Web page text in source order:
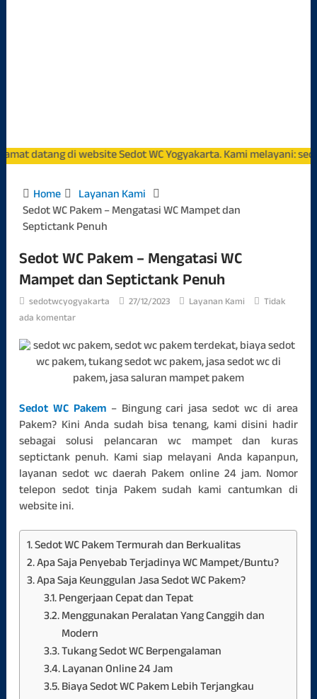
di website Sedot WC Yogyakarta. Kami melayani: sedot
Home
Layanan Kami
Sedot WC Pakem – Mengatasi WC Mampet dan
Septictank Penuh
Sedot WC Pakem – Mengatasi WC
Mampet dan Septictank Penuh
sedotwcyogyakarta 27/12/2023 Layanan Kami
Tidak
ada komentar
Sedot WC Pakem– Bingung cari jasa sedot wc di area
Pakem? Kini Anda sudah bisa tenang, kami disini hadir
sebagai solusi pelancaran wc mampet dan kuras
septictank penuh. Kami siap melayani Anda kapanpun,
layanan sedot wc daerah Pakem online 24 jam. Nomor
telepon sedot tinja Pakem sudah kami cantumkan di
website ini.
Sedot WC Pakem Termurah dan Berkualitas
Apa Saja Penyebab Terjadinya WC Mampet/Buntu?
Apa Saja Keunggulan Jasa Sedot WC Pakem?
Pengerjaan Cepat dan Tepat
Menggunakan Peralatan Yang Canggih dan
Modern
Tukang Sedot WC Berpengalaman
Layanan Online 24 Jam
Biaya Sedot WC Pakem Lebih Terjangkau